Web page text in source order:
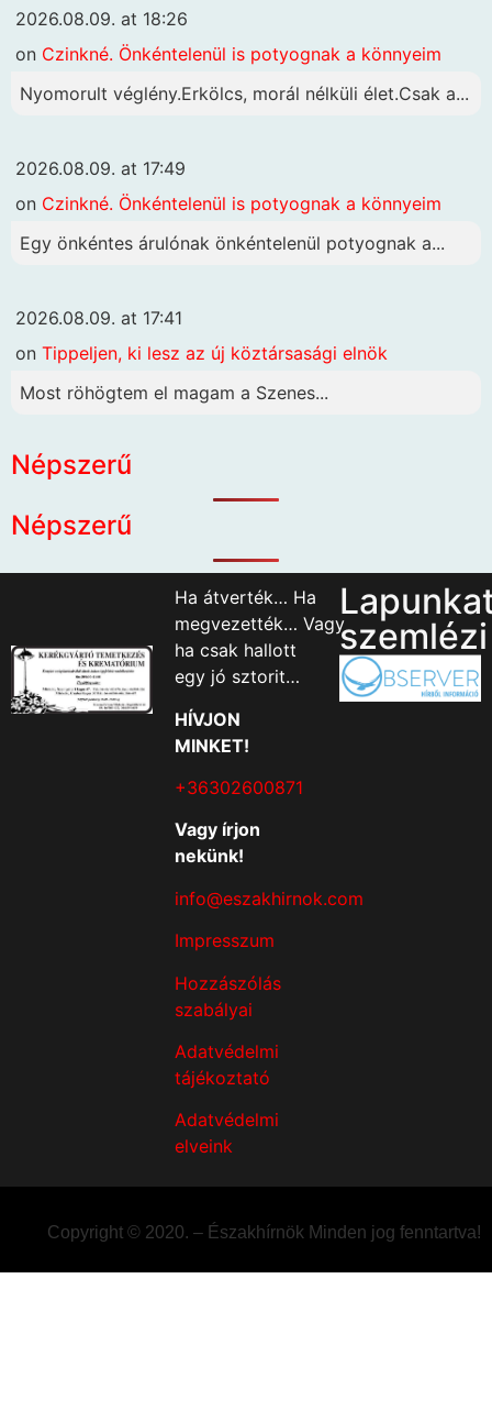
2026.08.09. at 18:26
on Czinkné. Önkéntelenül is potyognak a könnyeim
Nyomorult véglény.Erkölcs, morál nélküli élet.Csak a...
2026.08.09. at 17:49
on Czinkné. Önkéntelenül is potyognak a könnyeim
Egy önkéntes árulónak önkéntelenül potyognak a...
2026.08.09. at 17:41
on Tippeljen, ki lesz az új köztársasági elnök
Most röhögtem el magam a Szenes...
Népszerű
Népszerű
Ha átverték… Ha
megvezették… Vagy
ha csak hallott
egy jó sztorit…
HÍVJON
MINKET!
+36302600871
Vagy írjon
nekünk!
info@eszakhirnok.com
Impresszum
Hozzászólás
szabályai
Adatvédelmi
tájékoztató
Adatvédelmi
elveink
szemlézi
Copyright © 2020. – Északhírnök Minden jog fenntartva!